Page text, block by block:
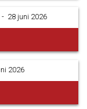
­ - ­ 28 juni 2026
2026